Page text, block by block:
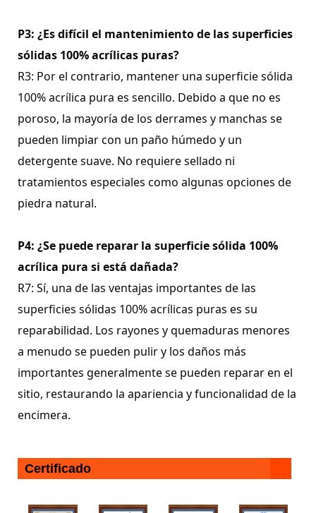
P3: ¿Es difícil el mantenimiento de las superficies
sólidas 100% acrílicas puras?
R3: Por el contrario, mantener una superficie sólida
100% acrílica pura es sencillo. Debido a que no es
poroso, la mayoría de los derrames y manchas se
pueden limpiar con un paño húmedo y un
detergente suave. No requiere sellado ni
tratamientos especiales como algunas opciones de
piedra natural.
P4: ¿Se puede reparar la superficie sólida 100%
acrílica pura si está dañada?
R7: Sí, una de las ventajas importantes de las
superficies sólidas 100% acrílicas puras es su
reparabilidad. Los rayones y quemaduras menores
a menudo se pueden pulir y los daños más
importantes generalmente se pueden reparar en el
sitio, restaurando la apariencia y funcionalidad de la
encimera.
Certificado